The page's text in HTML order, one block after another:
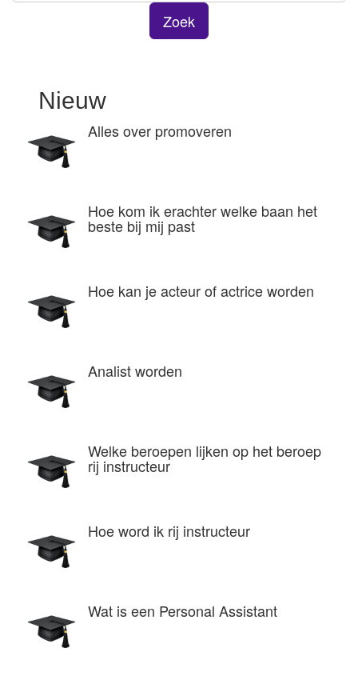
Zoek
Nieuw
Alles over promoveren
Hoe kom ik erachter welke baan het
beste bij mij past
Hoe kan je acteur of actrice worden
Analist worden
Welke beroepen lijken op het beroep
rij instructeur
Hoe word ik rij instructeur
Wat is een Personal Assistant